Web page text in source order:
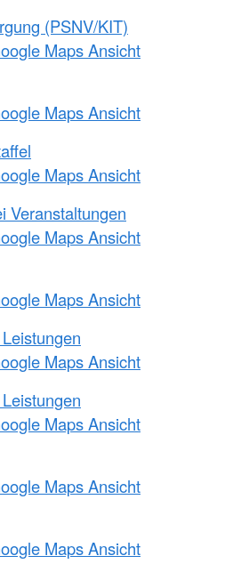
(PSNV/KIT)
Maps Ansicht
Maps Ansicht
Maps Ansicht
Veranstaltungen
Maps Ansicht
Maps Ansicht
Maps Ansicht
Maps Ansicht
Maps Ansicht
Maps Ansicht